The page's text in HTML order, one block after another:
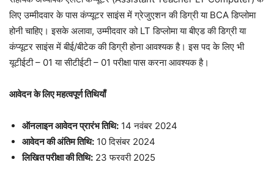
लिए उम्मीदवार के पास कंप्यूटर साइंस में ग्रेजुएशन की डिग्री या BCA डिप्लोमा
होनी चाहिए। इसके अलावा, उम्मीदवार को LT डिप्लोमा या बीएड की डिग्री या
कंप्यूटर साइंस में बीई/बीटेक की डिग्री होना आवश्यक है। इस पद के लिए भी
यूटीईटी – 01 या सीटीईटी – 01 परीक्षा पास करना आवश्यक है।
आवेदन के लिए महत्वपूर्ण तिथियाँ
ऑनलाइन आवेदन प्रारंभ तिथि: 14 नवंबर 2024
आवेदन की अंतिम तिथि: 10 दिसंबर 2024
लिखित परीक्षा की तिथि: 23 फरवरी 2025